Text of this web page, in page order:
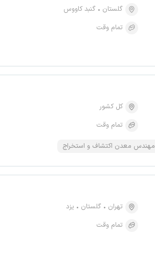
گلستان
گنبد کاووس
تمام وقت
کل کشور
تمام وقت
مهندس معدن اکتشاف و استخراج
تهران گلستان
یزد
تمام وقت